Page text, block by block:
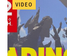
VIDEO